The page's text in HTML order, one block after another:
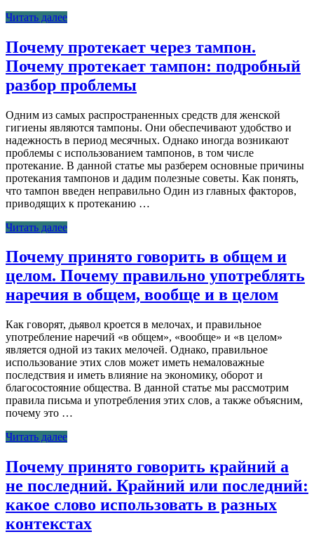
Читать далее
Почему протекает через тампон.
Почему протекает тампон: подробный
разбор проблемы
Одним из самых распространенных средств для женской
гигиены являются тампоны. Они обеспечивают удобство и
надежность в период месячных. Однако иногда возникают
проблемы с использованием тампонов, в том числе
протекание. В данной статье мы разберем основные причины
протекания тампонов и дадим полезные советы. Как понять,
что тампон введен неправильно Один из главных факторов,
приводящих к протеканию …
Читать далее
Почему принято говорить в общем и
целом. Почему правильно употреблять
наречия в общем, вообще и в целом
Как говорят, дьявол кроется в мелочах, и правильное
употребление наречий «в общем», «вообще» и «в целом»
является одной из таких мелочей. Однако, правильное
использование этих слов может иметь немаловажные
последствия и иметь влияние на экономику, оборот и
благосостояние общества. В данной статье мы рассмотрим
правила письма и употребления этих слов, а также объясним,
почему это …
Читать далее
Почему принято говорить крайний а
не последний. Крайний или последний:
какое слово использовать в разных
контекстах